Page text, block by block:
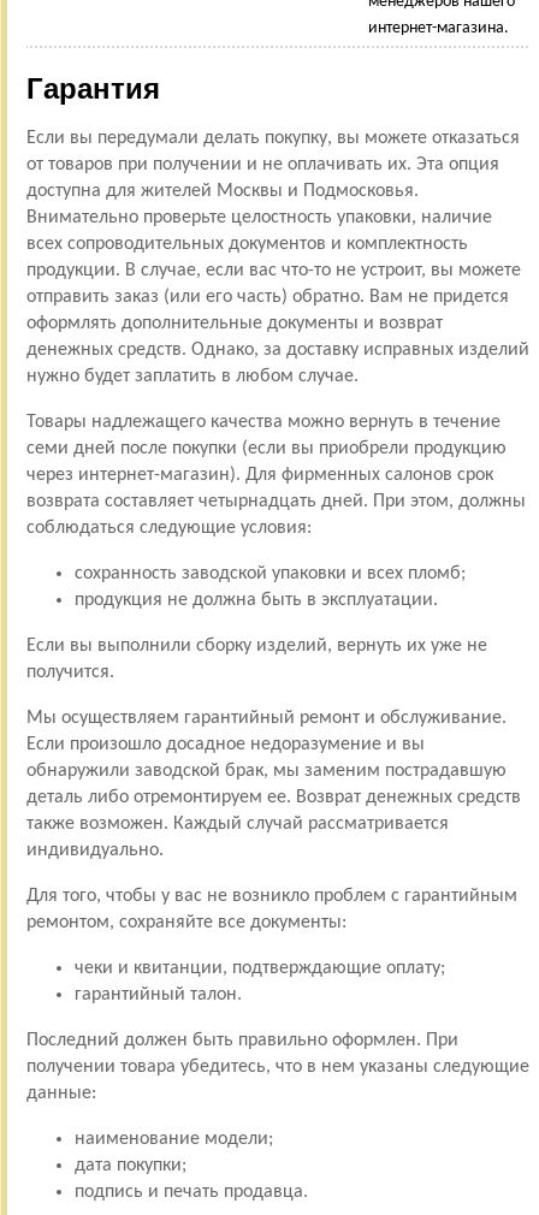
интернет-магазина.
Гарантия
Если вы передумали делать покупку, вы можете отказаться
от товаров при получении и не оплачивать их. Эта опция
доступна для жителей Москвы и Подмосковья.
Внимательно проверьте целостность упаковки, наличие
всех сопроводительных документов и комплектность
продукции. В случае, если вас что-то не устроит, вы можете
отправить заказ (или его часть) обратно. Вам не придется
оформлять дополнительные документы и возврат
денежных средств. Однако, за доставку исправных изделий
нужно будет заплатить в любом случае.
Товары надлежащего качества можно вернуть в течение
семи дней после покупки (если вы приобрели продукцию
через интернет-магазин). Для фирменных салонов срок
возврата составляет четырнадцать дней. При этом, должны
соблюдаться следующие условия:
сохранность заводской упаковки и всех пломб;
продукция не должна быть в эксплуатации.
Если вы выполнили сборку изделий, вернуть их уже не
получится.
Мы осуществляем гарантийный ремонт и обслуживание.
Если произошло досадное недоразумение и вы
обнаружили заводской брак, мы заменим пострадавшую
деталь либо отремонтируем ее. Возврат денежных средств
также возможен. Каждый случай рассматривается
индивидуально.
Для того, чтобы у вас не возникло проблем с гарантийным
ремонтом, сохраняйте все документы:
чеки и квитанции, подтверждающие оплату;
гарантийный талон.
Последний должен быть правильно оформлен. При
получении товара убедитесь, что в нем указаны следующие
данные:
наименование модели;
дата покупки;
подпись и печать продавца.